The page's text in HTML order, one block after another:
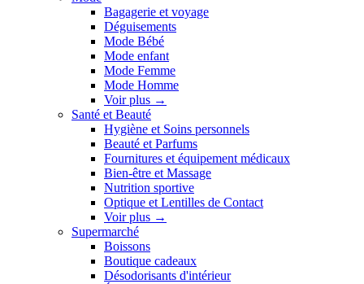
Bagagerie et voyage
Déguisements
Mode Bébé
Mode enfant
Mode Femme
Mode Homme
Voir plus →
Santé et Beauté
Hygiène et Soins personnels
Beauté et Parfums
Fournitures et équipement médicaux
Bien-être et Massage
Nutrition sportive
Optique et Lentilles de Contact
Voir plus →
Supermarché
Boissons
Boutique cadeaux
Désodorisants d'intérieur